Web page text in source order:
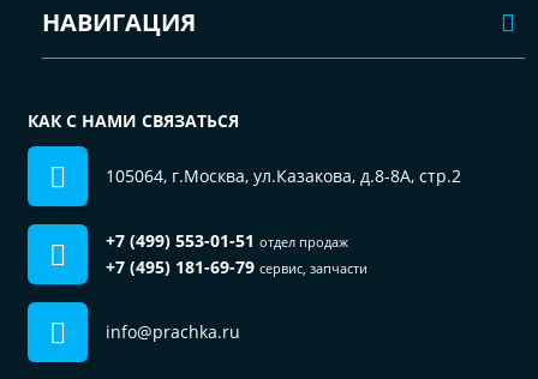
НАВИГАЦИЯ
КАК С НАМИ СВЯЗАТЬСЯ
105064, г.Москва, ул.Казакова, д.8-8А, стр.2
+7 (499) 553-01-51 отдел продаж
+7 (495) 181-69-79 сервис, запчасти
info@prachka.ru